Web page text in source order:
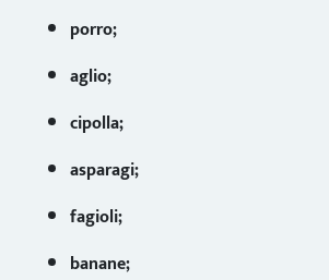
porro;
aglio;
cipolla;
asparagi;
fagioli;
banane;